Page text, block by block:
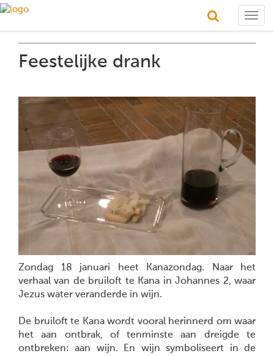
Feestelijke drank
Zondag 18 januari heet Kanazondag. Naar het
verhaal van de bruiloft te Kana in Johannes 2, waar
Jezus water veranderde in wijn.
De bruiloft te Kana wordt vooral herinnerd om waar
het aan ontbrak, of tenminste aan dreigde te
ontbreken: aan wijn. En wijn symboliseert in de